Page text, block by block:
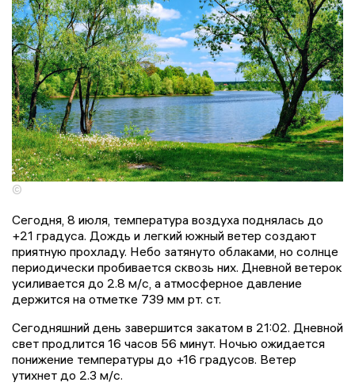
©
Сегодня, 8 июля, температура воздуха поднялась до
+21 градуса. Дождь и легкий южный ветер создают
приятную прохладу. Небо затянуто облаками, но солнце
периодически пробивается сквозь них. Дневной ветерок
усиливается до 2.8 м/с, а атмосферное давление
держится на отметке 739 мм рт. ст.
Сегодняшний день завершится закатом в 21:02. Дневной
свет продлится 16 часов 56 минут. Ночью ожидается
понижение температуры до +16 градусов. Ветер
утихнет до 2.3 м/с.